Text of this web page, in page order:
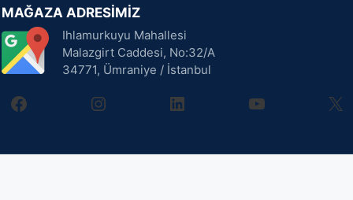
MAĞAZA ADRESİMİZ
Ihlamurkuyu Mahallesi
Malazgirt Caddesi, No:32/A
34771, Ümraniye / İstanbul
facebookinstagramlinkedin youtube X